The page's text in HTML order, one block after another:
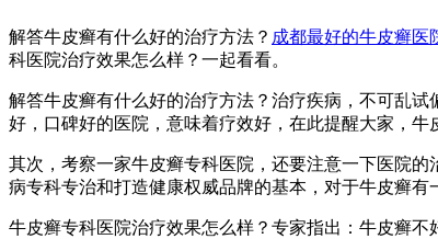
解答牛皮癣有什么好的治疗方法？ 成都最好的牛皮癣医
科医院治疗效果怎么样？一起看看。
解答牛皮癣有什么好的治疗方法？治疗疾病，不可乱
好，口碑好的医院，意味着疗效好，在此提醒大家，
其次，考察一家牛皮癣专科医院，还要注意一下医院
病专科专治和打造健康权威品牌的基本，对于牛皮癣有
牛皮癣专科医院治疗效果怎么样？专家指出：牛皮癣